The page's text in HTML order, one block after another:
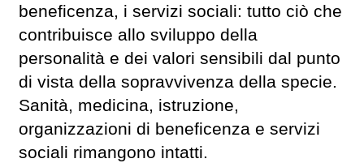
beneficenza, i servizi sociali: tutto ciò che
contribuisce allo sviluppo della
personalità e dei valori sensibili dal punto
di vista della sopravvivenza della specie.
Sanità, medicina, istruzione,
organizzazioni di beneficenza e servizi
sociali rimangono intatti.